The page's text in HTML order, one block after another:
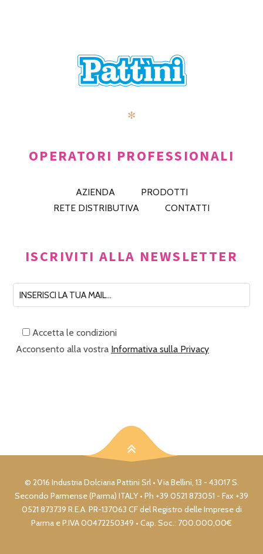
✻
OPERATORI PROFESSIONALI
AZIENDA
PRODOTTI
RETE DISTRIBUTIVA
CONTATTI
ISCRIVITI ALLA NEWSLETTER
Accetta le condizioni
Acconsento alla vostra Informativa sulla Privacy
© 2016 Industria Dolciaria Pattini Srl • Via Bellini, 13 - 43017 S.
Secondo Parmense (Parma) ITALY • Ph +39 0521 873051 - Fax +39
0521 873739 R.E.A. PR-137063 CF del Registro delle Imprese di
Parma e P.IVA 00472250349 • Cap. Soc.: 700.000,00€